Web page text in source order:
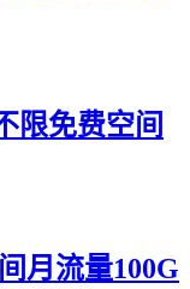
限免费空间
月流量100G